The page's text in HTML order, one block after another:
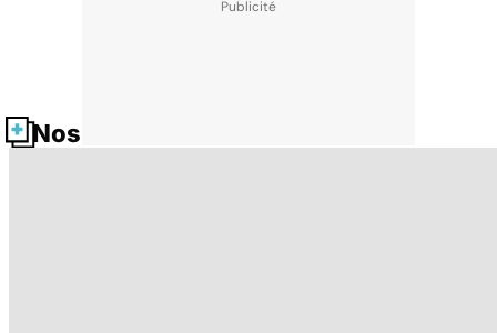
Nos fiches santé